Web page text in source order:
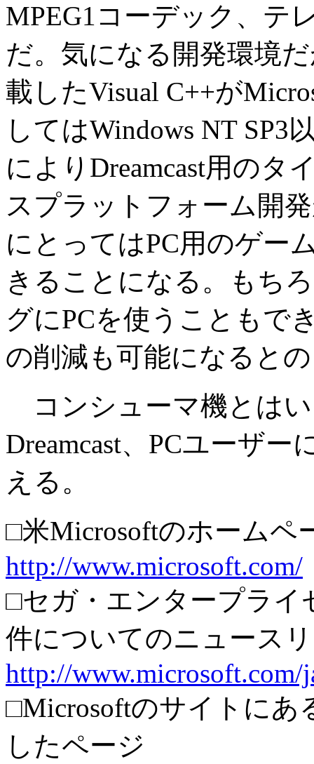
MPEG1コーデック、テ
だ。気になる開発環境
載したVisual C++が
してはWindows NT
によりDreamcast用のタ
スプラットフォーム開
にとってはPC用のゲー
きることになる。もち
グにPCを使うこともで
の削減も可能になると
コンシューマ機とは
Dreamcast、PCユーザ
える。
□米Microsoftのホームペ
http://www.microsoft.com/
□セガ・エンタープライ
件についてのニュース
http://www.microsoft.com/
□Microsoftのサイトにあ
したページ